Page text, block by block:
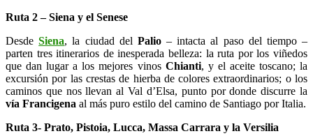
Ruta 2 – Siena y el Senese
DesdeSiena, la ciudad del Palio– intacta al paso del tiempo –
parten tres itinerarios de inesperada belleza: la ruta por los viñedos
que dan lugar a los mejores vinos Chianti, y el aceite toscano; la
excursión por las crestas de hierba de colores extraordinarios; o los
caminos que nos llevan al Val d’Elsa, punto por donde discurre la
vía Francigena al más puro estilo del camino de Santiago por Italia.
Ruta 3- Prato, Pistoia, Lucca, Massa Carrara y la Versilia